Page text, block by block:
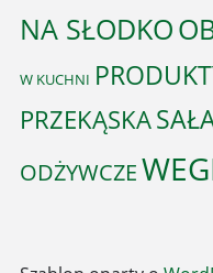
NA SŁODKO
W KUCHNI
PRZEKĄSKA
ODŻYWCZE